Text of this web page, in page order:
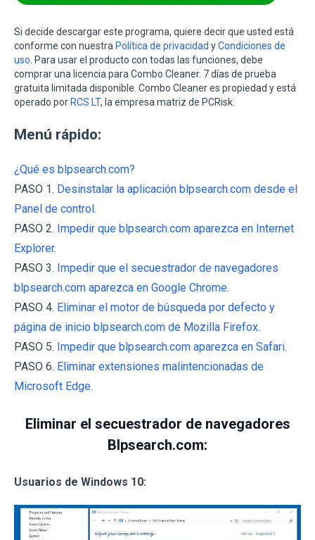
Si decide descargar este programa, quiere decir que usted está
conforme con nuestra Política de privacidad yCondiciones de
uso . Para usar el producto con todas las funciones, debe
comprar una licencia para Combo Cleaner. 7 días de prueba
gratuita limitada disponible. Combo Cleaner es propiedad y está
operado porRCS LT, la empresa matriz de PCRisk.
Menú rápido:
¿Qué es blpsearch.com?
PASO 1. Desinstalar la aplicación blpsearch.com desde el
Panel de control.
PASO 2. Impedir que blpsearch.com aparezca en Internet
Explorer.
PASO 3. Impedir que el secuestrador de navegadores
blpsearch.com aparezca en Google Chrome.
PASO 4. Eliminar el motor de búsqueda por defecto y
página de inicio blpsearch.com de Mozilla Firefox.
PASO 5. Impedir que blpsearch.com aparezca en Safari.
PASO 6. Eliminar extensiones malintencionadas de
Microsoft Edge.
Eliminar el secuestrador de navegadores
Blpsearch.com:
Usuarios de Windows 10: